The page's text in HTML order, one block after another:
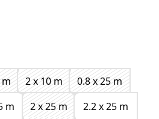
m 2 x 10 m
0.8 x 25 m
m 2 x 25 m 2.2 x 25 m